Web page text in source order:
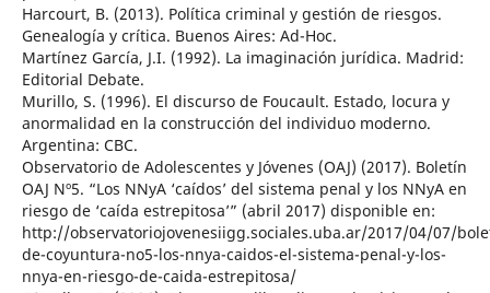
Harcourt, B. (2013). Política criminal y gestión de riesgos.
Genealogía y crítica. Buenos Aires: Ad-Hoc.
Martínez García, J.I. (1992). La imaginación jurídica. Madrid:
Editorial Debate.
Murillo, S. (1996). El discurso de Foucault. Estado, locura y
anormalidad en la construcción del individuo moderno.
Argentina: CBC.
Observatorio de Adolescentes y Jóvenes (OAJ) (2017). Boletín
OAJ Nº5. “Los NNyA ‘caídos’ del sistema penal y los NNyA en
riesgo de ‘caída estrepitosa’” (abril 2017) disponible en:
http://observatoriojovenesiigg.sociales.uba.ar/2017/04/07/
de-coyuntura-no5-los-nnya-caidos-el-sistema-penal-y-los-
nnya-en-riesgo-de-caida-estrepitosa/